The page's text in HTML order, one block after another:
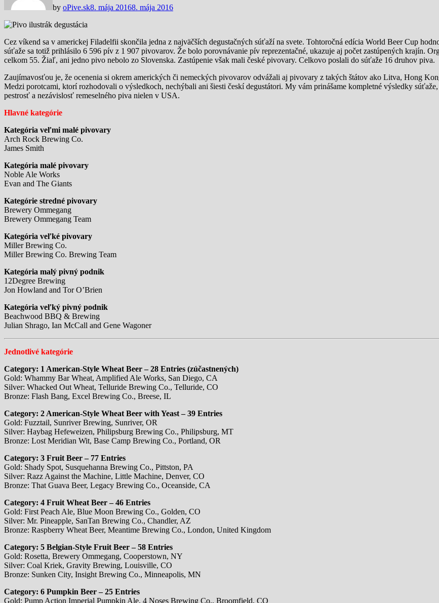
by oPive.sk8. mája 20168. mája 2016
Cez víkend sa v americkej Filadelfii skončila jedna z najväčších degustačných súťaží na svete. Tohtoročná edícia World Beer Cup
súťaže sa totiž prihlásilo 6 596 pív z 1 907 pivovarov. Že bolo porovnávanie pív reprezentačné, ukazuje aj počet zastúpených krajín.
celkom 55. Žiaľ, ani jedno pivo nebolo zo Slovenska. Zastúpenie však mali české pivovary. Celkovo poslali do súťaže 16 druhov piva.
Zaujímavosťou je, že ocenenia si okrem amerických či nemeckých pivovarov odvážali aj pivovary z takých štátov ako Litva, Hong
Medzi porotcami, ktorí rozhodovali o výsledkoch, nechýbali ani šiesti českí degustátori. My vám prinášame kompletné výsledky
pestrosť a nezávislosť remeselného piva nielen v USA.
Hlavné kategórie
Kategória veľmi malé pivovary
Arch Rock Brewing Co.
James Smith
Kategória malé pivovary
Noble Ale Works
Evan and The Giants
Kategórie stredné pivovary
Brewery Ommegang
Brewery Ommegang Team
Kategória veľké pivovary
Miller Brewing Co.
Miller Brewing Co. Brewing Team
Kategória malý pivný podnik
12Degree Brewing
Jon Howland and Tor O’Brien
Kategória veľký pivný podnik
Beachwood BBQ & Brewing
Julian Shrago, Ian McCall and Gene Wagoner
Jednotlivé kategórie
Category: 1 American-Style Wheat Beer – 28 Entries (zúčastnených)
Gold: Whammy Bar Wheat, Amplified Ale Works, San Diego, CA
Silver: Whacked Out Wheat, Telluride Brewing Co., Telluride, CO
Bronze: Flash Bang, Excel Brewing Co., Breese, IL
Category: 2 American-Style Wheat Beer with Yeast – 39 Entries
Gold: Fuzztail, Sunriver Brewing, Sunriver, OR
Silver: Haybag Hefeweizen, Philipsburg Brewing Co., Philipsburg, MT
Bronze: Lost Meridian Wit, Base Camp Brewing Co., Portland, OR
Category: 3 Fruit Beer – 77 Entries
Gold: Shady Spot, Susquehanna Brewing Co., Pittston, PA
Silver: Razz Against the Machine, Little Machine, Denver, CO
Bronze: That Guava Beer, Legacy Brewing Co., Oceanside, CA
Category: 4 Fruit Wheat Beer – 46 Entries
Gold: First Peach Ale, Blue Moon Brewing Co., Golden, CO
Silver: Mr. Pineapple, SanTan Brewing Co., Chandler, AZ
Bronze: Raspberry Wheat Beer, Meantime Brewing Co., London, United Kingdom
Category: 5 Belgian-Style Fruit Beer – 58 Entries
Gold: Rosetta, Brewery Ommegang, Cooperstown, NY
Silver: Coal Kriek, Gravity Brewing, Louisville, CO
Bronze: Sunken City, Insight Brewing Co., Minneapolis, MN
Category: 6 Pumpkin Beer – 25 Entries
Gold: Pump Action Imperial Pumpkin Ale, 4 Noses Brewing Co., Broomfield, CO